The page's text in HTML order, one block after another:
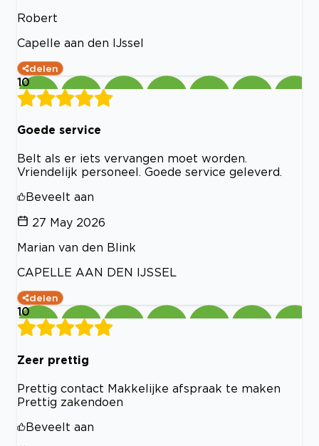
Robert
Capelle aan den IJssel
delen
10
Goede service
Belt als er iets vervangen moet worden.
Vriendelijk personeel. Goede service geleverd.
Beveelt aan
27 May 2026
Marian van den Blink
CAPELLE AAN DEN IJSSEL
delen
10
Zeer prettig
Prettig contact Makkelijke afspraak te maken
Prettig zakendoen
Beveelt aan